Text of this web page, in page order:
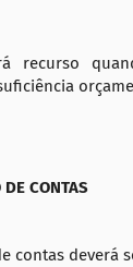
recurso
CONTAS
contas deverá